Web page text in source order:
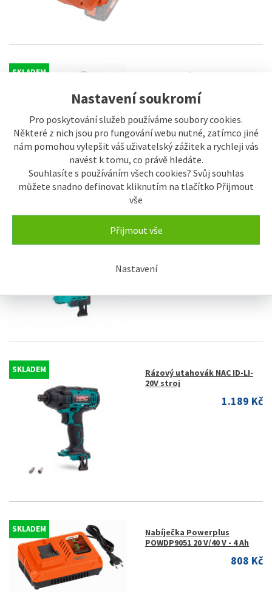
Nastavení soukromí
Pro poskytování služeb používáme soubory cookies.
Některé z nich jsou pro fungování webu nutné, zatímco jiné
nám pomohou vylepšit váš uživatelský zážitek a rychleji vás
navést k tomu, co právě hledáte.
Souhlasíte s používáním všech cookies? Svůj souhlas
můžete snadno definovat kliknutím na tlačítko Přijmout
vše
Přijmout vše
Nastavení
SKLADEM
Excentrická bruska
20V (bez AKU)
1.210 Kč
Rázový utahovák NAC IW-600-
3.850 Kč
SKLADEM
Rázový utahovák NAC ID-LI-
20V stroj
1.189 Kč
SKLADEM
Nabíječka Powerplus
POWDP9051 20 V/40 V - 4 Ah
808 Kč